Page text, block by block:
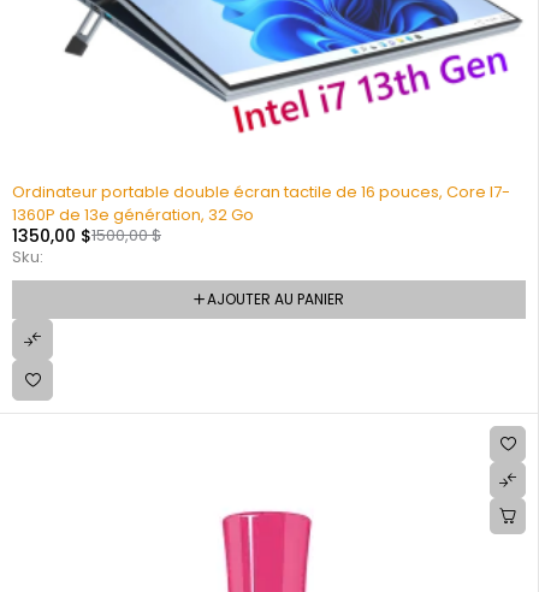
Ordinateur portable double écran tactile de 16 pouces, Core I7-
1360P de 13e génération, 32 Go
1500,00$
1350,00 $
Sku:
AJOUTER AU PANIER